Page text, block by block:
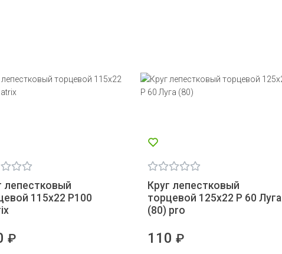
лепестковый
115х22 Р100
₽
Круг лепестковый
торцевой 125х22 Р 60 Луга
(80) pro
110 ₽